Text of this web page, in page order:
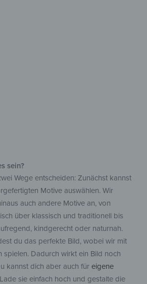
sein?
Wege entscheiden: Zunächst kannst
Motive auswählen. Wir
auch andere Motive an, von
über klassisch und traditionell bis
kindgerecht oder naturnah.
du das perfekte Bild, wobei wir mit
spielen. Dadurch wirkt ein Bild noch
kannst dich aber auch für eigene
sie einfach hoch und gestalte die